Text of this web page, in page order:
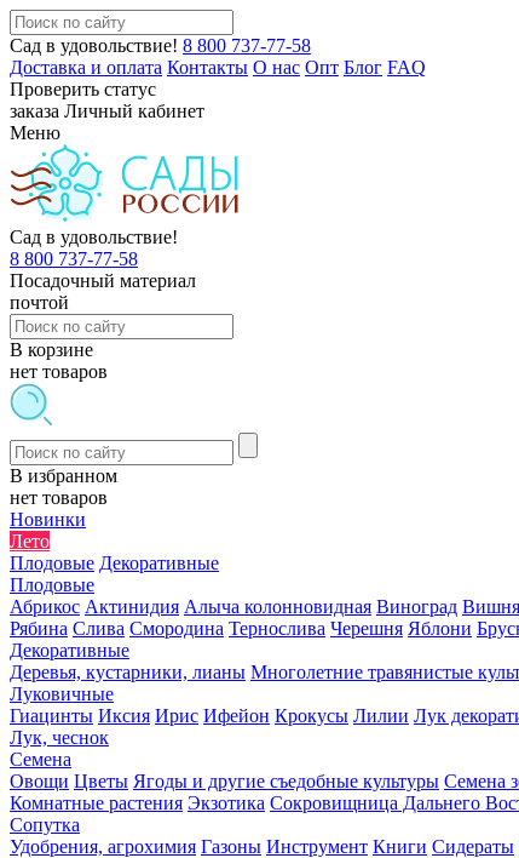
Сад в удовольствие! 8 800 737-77-58
Доставка и оплата Контакты О нас Опт Блог FAQ
Проверить статус
заказа Личный кабинет
Меню
Сад в удовольствие!
8 800 737-77-58
Посадочный материал
почтой
В корзине
нет товаров
В избранном
нет товаров
Новинки
Лето
Плодовые Декоративные
Плодовые
Абрикос Актинидия Алыча колонновидная Виноград Вишня
Рябина Слива Смородина Тернослива Черешня Яблони
Декоративные
Деревья, кустарники, лианы Многолетние травянистые
Луковичные
Гиацинты Иксия Ирис Ифейон Крокусы Лилии Лук
Лук, чеснок
Семена
Овощи Цветы Ягоды и другие съедобные культуры Семена
Комнатные растения Экзотика Сокровищница Дальнего
Сопутка
Удобрения, агрохимия Газоны Инструмент Книги Сидераты